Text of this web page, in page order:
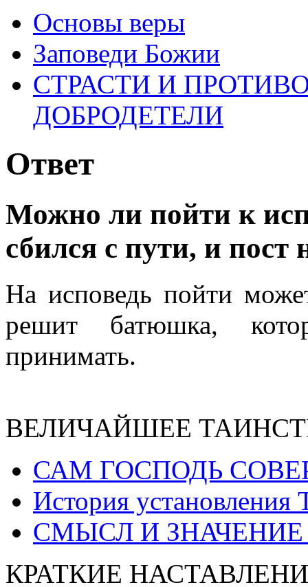
Основы веры
Заповеди Божии
СТРАСТИ И
ДОБРОДЕТЕЛИ
Ответ
Можно ли пойти к
сбился с пути, и пост
На исповедь пойти
решит батюшка,
принимать.
ВЕЛИЧАЙШЕЕ
САМ ГОСПОДЬ
История установления
СМЫСЛ И
КРАТКИЕ